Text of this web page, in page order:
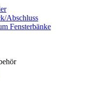
Abschluss
Fensterbänke